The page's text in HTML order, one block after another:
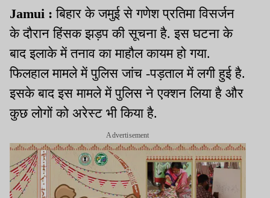
Jamui :बिहार के जमुई से गणेश प्रतिमा विसर्जन
के दौरान हिंसक झड़प की सूचना है. इस घटना के
बाद इलाके में तनाव का माहौल कायम हो गया.
फिलहाल मामले में पुलिस जांच -पड़ताल में लगी हुई है.
इसके बाद इस मामले में पुलिस ने एक्शन लिया है और
कुछ लोगों को अरेस्ट भी किया है.
Advertisement